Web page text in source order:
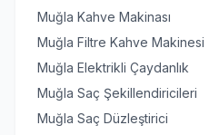
Muğla Kahve Makinası
Muğla Filtre Kahve Makinesi
Muğla Elektrikli Çaydanlık
Muğla Saç Şekillendiricileri
Muğla Saç Düzleştirici